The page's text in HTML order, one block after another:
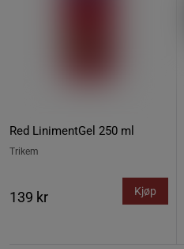
Red LinimentGel 250 ml
Trikem
139 kr Kjøp